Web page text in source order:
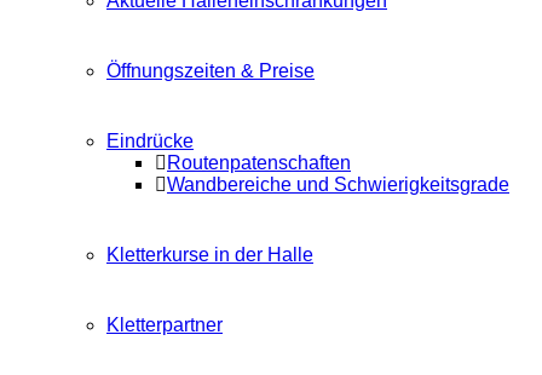
Öffnungszeiten & Preise
Eindrücke
Routenpatenschaften
Wandbereiche und Schwierigkeitsgrade
Kletterkurse in der Halle
Kletterpartner